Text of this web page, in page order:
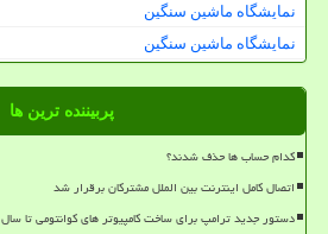
نمایشگاه ماشین سنگین
نمایشگاه ماشین سنگین
پربیننده ترین ها
کدام حساب ها حذف شدند؟
اتصال کامل اینترنت بین الملل مشترکان برقرار شد
دستور جدید ترامپ برای ساخت کامپیوتر های کوانتومی تا سال 2028